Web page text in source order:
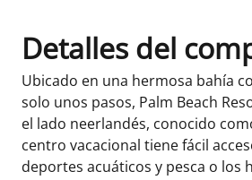
Detalles del
Ubicado en una hermosa bahía
solo unos pasos, Palm Beach
el lado neerlandés, conocido
centro vacacional tiene fácil
deportes acuáticos y pesca o los